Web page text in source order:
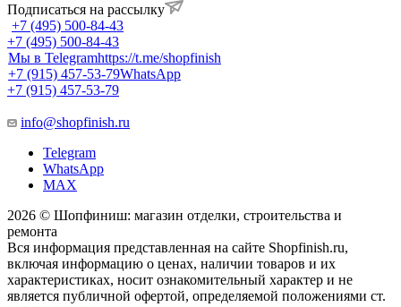
Подписаться на рассылку
+7 (495) 500-84-43
+7 (495) 500-84-43
Мы в Telegramhttps://t.me/shopfinish
+7 (915) 457-53-79WhatsApp
+7 (915) 457-53-79
info@shopfinish.ru
Telegram
WhatsApp
MAX
2026 © Шопфиниш: магазин отделки, строительства и
ремонта
Вся информация представленная на сайте Shopfinish.ru,
включая информацию о ценах, наличии товаров и их
характеристиках, носит ознакомительный характер и не
является публичной офертой, определяемой положениями ст.